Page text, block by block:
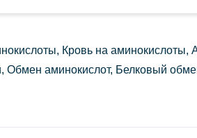
Кровь на аминокислоты,
Обмен аминокислот, Белковый